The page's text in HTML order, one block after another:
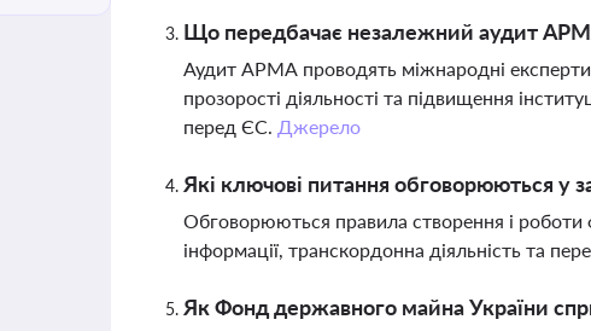
Що передбачає незалежний аудит
Аудит АРМА проводять міжнародні
прозорості діяльності та підвищення
перед ЄС. Джерело
Які ключові питання обговорюються у
Обговорюються правила створення і роботи
інформації, транскордонна діяльність та
Як Фонд державного майна України